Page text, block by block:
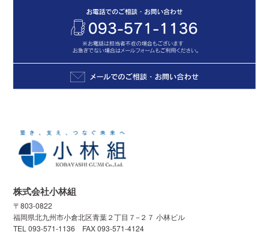
株式会社小林組
〒803-0822
福岡県北九州市小倉北区青葉２丁目７−２７ 小林ビル
TEL 093-571-1136 FAX 093-571-4124